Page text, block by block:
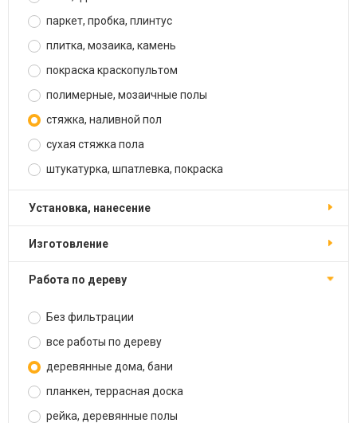
паркет, пробка, плинтус
плитка, мозаика, камень
покраска краскопультом
полимерные, мозаичные полы
стяжка, наливной пол
сухая стяжка пола
штукатурка, шпатлевка, покраска
установка, нанесение
изготовление
работа по дереву
Без фильтрации
все работы по дереву
деревянные дома, бани
планкен, террасная доска
рейка, деревянные полы